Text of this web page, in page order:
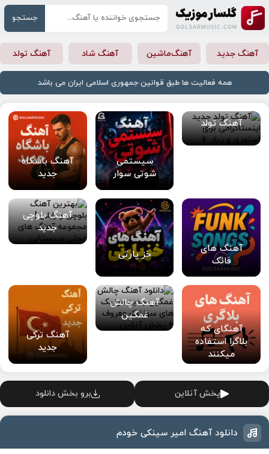
جستجو
آهنگ جدید آهنگ‌ماشین آهنگ شاد آهنگ تولد
همه فعالیت ها طبق قوانین جمهوری اسلامی ایران می باشد
آهنگ تولد
سیستمی
شوتی سوار
آهنگ باشگاه
جدید
آهنگ های
فانک
خز پارتی
آهنگ بلوچی
جدید
آهنگای که
بلاگرا استفاده
میکنند
آهنگ چالش
غمگین
آهنگ ترکی
جدید
پخش آنلاین برو بخش دانلود
دانلود آهنگ امیر سینکی خودم